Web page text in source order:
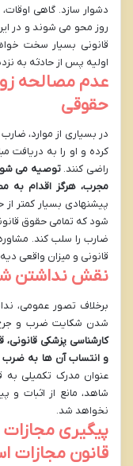
دشوار سازد. گاهی
روز محو می شوند و در
قانونی بسیار سخت
اولیه پس از حادثه به
عدم مصالحه
حقوقی
در بسیاری از موارد،
کرده و او را به دریافت
راضی کنند.توصیه می
مجرب، هرگز اقدام به
پیشنهادی بسیار کمتر
شود که تمامی حقوق
ضارب را سلب کند.
قانونی و میزان واقعی
نقش نداشتن
برخلاف تصور عمومی،
شدن شکایت ضرب و
کارشناسی پزشکی
و انتساب آن ها به
عنوان مدرک تکمیلی
شاهد، مانع از اثبات و
نخواهد شد.
قانون مجازات